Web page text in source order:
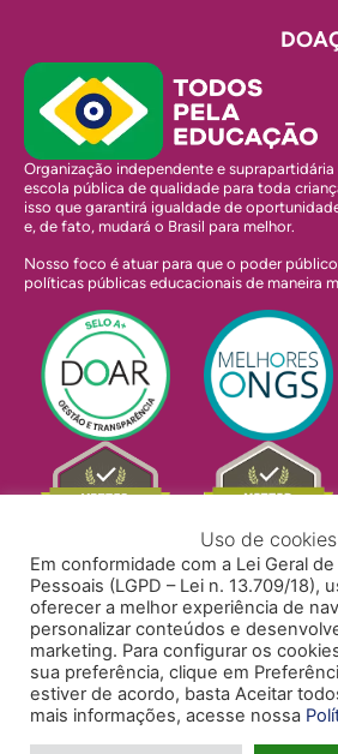
Organização independente e
escola pública de qualidade para toda
isso que garantirá igualdade de
e, de fato, mudará o Brasil para melhor.
Nosso foco é atuar para que o poder
políticas públicas educacionais de maneira
POLÍTICA DE PRIVACIDADE
Uso de cookies
Em conformidade com a Lei Geral
Pessoais (LGPD – Lei n. 13.709/18),
oferecer a melhor experiência de
personalizar conteúdos e
marketing. Para configurar os
sua preferência, clique em
estiver de acordo, basta Aceitar
mais informações, acesse nossa